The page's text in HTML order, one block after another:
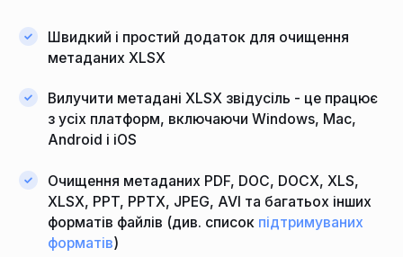
Швидкий і простий додаток для очищення
метаданих XLSX
Вилучити метадані XLSX звідусіль - це працює
з усіх платформ, включаючи Windows, Mac,
Android і iOS
Очищення метаданих PDF, DOC, DOCX, XLS,
XLSX, PPT, PPTX, JPEG, AVI та багатьох інших
форматів файлів (див. список підтримуваних
форматів)